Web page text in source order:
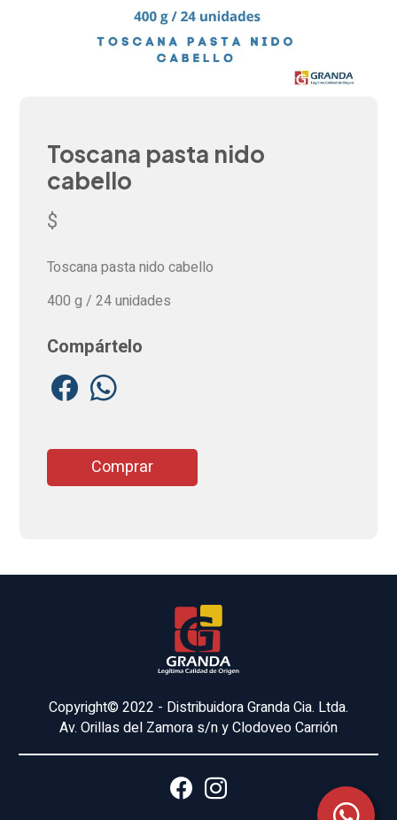
Toscana pasta nido
cabello
$
Toscana pasta nido cabello
400 g / 24 unidades
Compártelo
Comprar
Copyright© 2022 - Distribuidora Granda Cia. Ltda.
Av. Orillas del Zamora s/n y Clodoveo Carrión